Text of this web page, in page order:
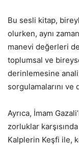
Bu sesli kitap,
olurken, aynı
manevi değerleri
toplumsal ve
derinlemesine
sorgulamalarını
Ayrıca, İmam
zorluklar
Kalplerin Keşfi ile,